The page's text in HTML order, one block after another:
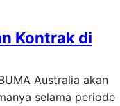
Kontrak di
Australia akan
selama periode